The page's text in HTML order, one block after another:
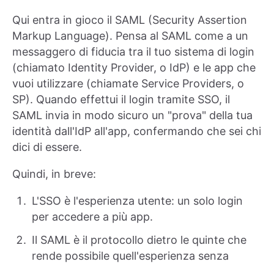
Qui entra in gioco il SAML (Security Assertion
Markup Language). Pensa al SAML come a un
messaggero di fiducia tra il tuo sistema di login
(chiamato Identity Provider, o IdP) e le app che
vuoi utilizzare (chiamate Service Providers, o
SP). Quando effettui il login tramite SSO, il
SAML invia in modo sicuro un "prova" della tua
identità dall'IdP all'app, confermando che sei chi
dici di essere.
Quindi, in breve:
L'SSO è l'esperienza utente: un solo login
per accedere a più app.
Il SAML è il protocollo dietro le quinte che
rende possibile quell'esperienza senza